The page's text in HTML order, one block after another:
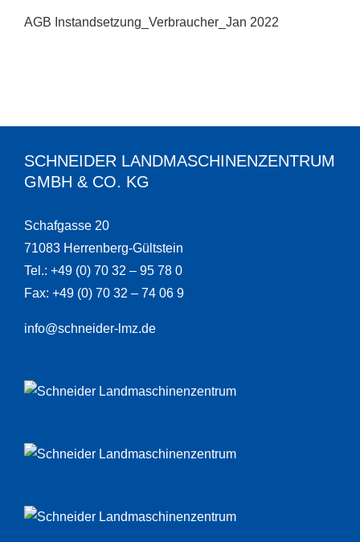
AGB Instandsetzung_Verbraucher_Jan 2022
SCHNEIDER LANDMASCHINENZENTRUM
GMBH & CO. KG
Schafgasse 20
71083 Herrenberg-Gültstein
Tel.: +49 (0) 70 32 – 95 78 0
Fax: +49 (0) 70 32 – 74 06 9
info@schneider-lmz.de